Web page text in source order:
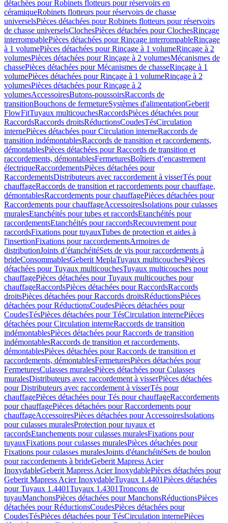
détachées pour Robinets flotteurs pour réservoirs en
céramiqueRobinets flotteurs pour réservoirs de chasse
universelsPièces détachées pour Robinets flotteurs pour réservoirs
de chasse universelsClochesPièces détachées pour ClochesRinçage
interrompablePièces détachées pour Rinçage interrompableRinçage
à 1 volumePièces détachées pour Rinçage à 1 volumeRinçage à 2
volumesPièces détachées pour Rinçage à 2 volumesMécanismes de
chassePièces détachées pour Mécanismes de chasseRinçage à 1
volumePièces détachées pour Rinçage à 1 volumeRinçage à 2
volumesPièces détachées pour Rinçage à 2
volumesAccessoiresButons-poussoirsRaccords de
transitionBouchons de fermetureSystèmes d'alimentationGeberit
FlowFitTuyaux multicouchesRaccordsPièces détachées pour
RaccordsRaccords droitsRéductionsCoudesTésCirculation
internePièces détachées pour Circulation interneRaccords de
transition indémontablesRaccords de transition et raccordements,
démontablesPièces détachées pour Raccords de transition et
raccordements, démontablesFermeturesBoîtiers d’encastrement
électriqueRaccordementsPièces détachées pour
RaccordementsDistributeurs avec raccordement à visserTés pour
chauffageRaccords de transition et raccordements pour chauffage,
démontablesRaccordements pour chauffagePièces détachées pour
Raccordements pour chauffageAccessoiresIsolations pour culasses
muralesEtanchéités pour tubes et raccordsEtanchéités pour
raccordementsEtanchéités pour raccordsRecouvrement pour
raccordsFixations pour tuyauxTubes de protection et aides à
l'insertionFixations pour raccordementsArmoires de
distributionJoints d’étanchéitéSets de vis pour raccordements à
brideConsommablesGeberit MeplaTuyaux multicouchesPièces
détachées pour Tuyaux multicouchesTuyaux multicouches pour
chauffagePièces détachées pour Tuyaux multicouches pour
chauffageRaccordsPièces détachées pour RaccordsRaccords
droitsPièces détachées pour Raccords droitsRéductionsPièces
détachées pour RéductionsCoudesPièces détachées pour
CoudesTésPièces détachées pour TésCirculation internePièces
détachées pour Circulation interneRaccords de transition
indémontablesPièces détachées pour Raccords de transition
indémontablesRaccords de transition et raccordements,
démontablesPièces détachées pour Raccords de transition et
raccordements, démontablesFermeturesPièces détachées pour
FermeturesCulasses muralesPièces détachées pour Culasses
muralesDistributeurs avec raccordement à visserPièces détachées
pour Distributeurs avec raccordement à visserTés pour
chauffagePièces détachées pour Tés pour chauffageRaccordements
pour chauffagePièces détachées pour Raccordements pour
chauffageAccessoiresPièces détachées pour AccessoiresIsolations
pour culasses muralesProtection pour tuyaux et
raccordsEtanchements pour culasses muralesFixations pour
tuyauxFixations pour culasses muralesPièces détachées pour
Fixations pour culasses muralesJoints d'étanchéitéSets de boulon
pour raccordements à brideGeberit Mapress Acier
InoxydableGeberit Mapress Acier InoxydablePièces détachées pour
Geberit Mapress Acier InoxydableTuyaux 1.4401Pièces détachées
pour Tuyaux 1.4401Tuyaux 1.4301Tronçons de
tuyauManchonsPièces détachées pour ManchonsRéductionsPièces
détachées pour RéductionsCoudesPièces détachées pour
CoudesTésPièces détachées pour TésCirculation internePièces